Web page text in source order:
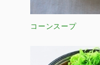
コーンスープ